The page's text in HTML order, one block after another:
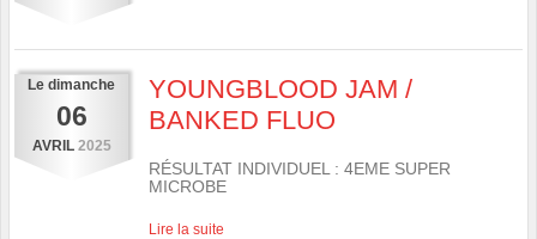
Le dimanche
06
AVRIL 2025
YOUNGBLOOD JAM /
BANKED FLUO
RÉSULTAT INDIVIDUEL : 4EME SUPER
MICROBE
Lire la suite